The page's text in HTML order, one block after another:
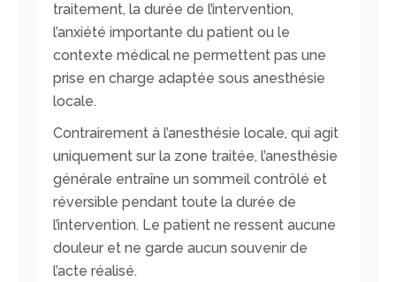
traitement, la durée de l’intervention,
l’anxiété importante du patient ou le
contexte médical ne permettent pas une
prise en charge adaptée sous anesthésie
locale.
Contrairement à l’anesthésie locale, qui agit
uniquement sur la zone traitée, l’anesthésie
générale entraîne un sommeil contrôlé et
réversible pendant toute la durée de
l’intervention. Le patient ne ressent aucune
douleur et ne garde aucun souvenir de
l’acte réalisé.